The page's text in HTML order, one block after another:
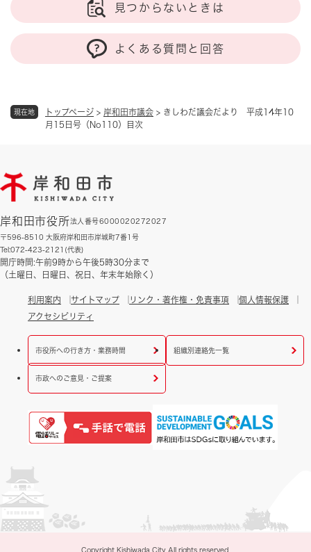
現在地 トップページ > 岸和田市議会 > きしわだ議会だより 平成14年10
月15日号（No110）目次
見つからないときは
よくある質問と回答
岸和田市役所法人番号6000020272027
〒596-8510 大阪府岸和田市岸城町7番1号
Tel:072-423-2121(代表)
開庁時間:午前9時から午後5時30分まで
（土曜日、日曜日、祝日、年末年始除く）
利用案内 サイトマップ リンク・著作権・免責事項
個人情報保護
アクセシビリティ
市役所への行き方・業務時間 組織別連絡先一覧
市政へのご意見・ご提案
Copyright Kishiwada City All rights reserved.